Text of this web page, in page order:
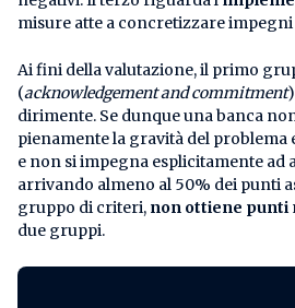
misure atte a concretizzare impegni
Ai fini della valutazione, il primo
(acknowledgement and commitment
dirimente. Se dunque una banca
pienamente la gravità del problema
e non si impegna esplicitamente
arrivando almeno al 50% dei punti
gruppo di criteri, non ottiene punti
due gruppi.